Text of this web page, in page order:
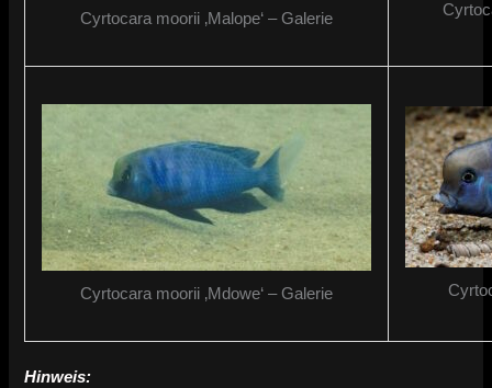
Cyrtocara moorii ‚Malope‘ – Galerie
Cyrtocara moorii ‚Mdowe‘ – Galerie
Hinweis: